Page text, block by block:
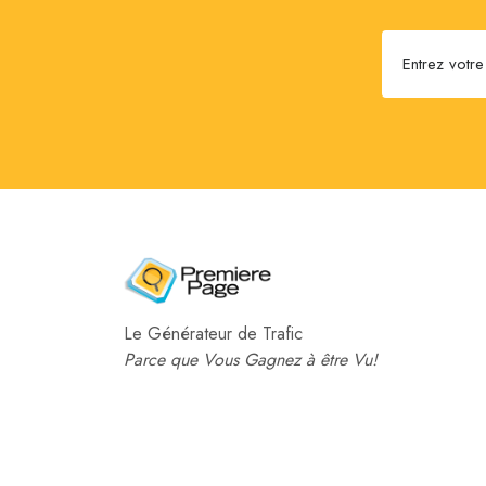
Le Générateur de Trafic
Parce que Vous Gagnez à être Vu!